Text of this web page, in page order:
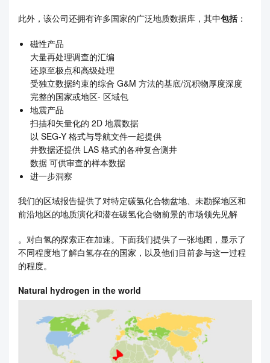
此外，该公司还拥有许多国家的广泛地质数据库，其中包括：
磁性产品
大量再处理调查的汇编
还原至极点和高级处理
受独立数据约束的综合 G&M 方法的基底/沉积物厚度深度
完整的国家或地区- 区域包
地震产品
扫描和矢量化的 2D 地震数据
以 SEG-Y 格式与导航文件一起提供
井数据还提供 LAS 格式的各种复合测井
数据 可供审查的样本数据
进一步洞察
我们的区域报告提供了对特定碳氢化合物盆地、未勘探地区和
前沿地区的地质演化和潜在碳氢化合物前景的市场领先见解
。对白氢的探索正在加速。下面我们提供了一张地图，显示了
不同程度地了解白氢存在的国家，以及他们目前参与这一过程
的程度。
Natural hydrogen in the world